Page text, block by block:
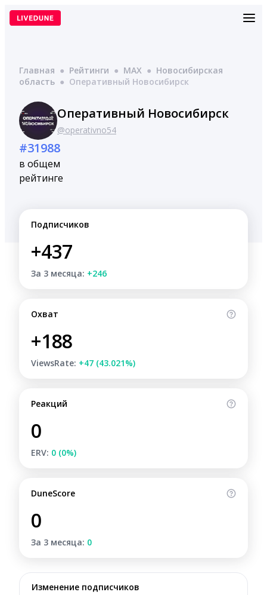
Перейти
Главная ● Рейтинги ● MAX ● Новосибирская
область ● Оперативный Новосибирск
Оперативный Новосибирск
@operativno54
#31988
в общем
рейтинге
Подписчиков
+437
За 3 месяца: +246
Охват
+188
ViewsRate: +47 (43.021%)
Реакций
0
ERV: 0 (0%)
DuneScore
0
За 3 месяца: 0
Изменение подписчиков